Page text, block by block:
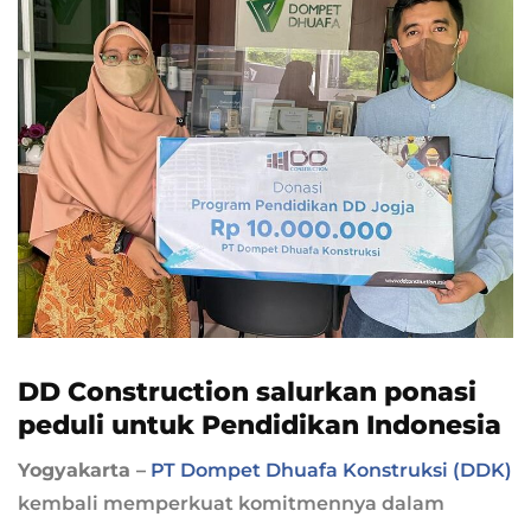
DD Construction salurkan ponasi
peduli untuk Pendidikan Indonesia
Yogyakarta – PT Dompet Dhuafa Konstruksi (DDK)
kembali memperkuat komitmennya dalam